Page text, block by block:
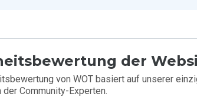
der
von WOT basiert auf unserer
der Community-Experten.